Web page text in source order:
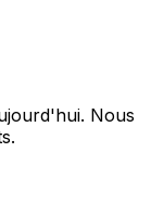
Nous